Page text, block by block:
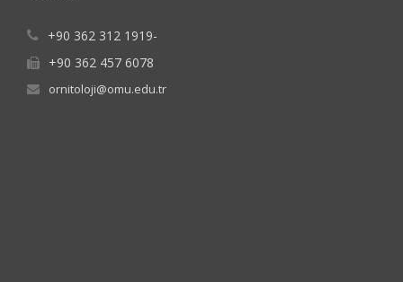
+90 362 312 1919-
+90 362 457 6078
ornitoloji@omu.edu.tr